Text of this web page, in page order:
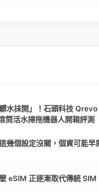
水抹開」！石頭科技
筒活水掃拖機器人開箱評測
幾個設定沒關，個資可能早
eSIM 正逐漸取代傳統 SIM